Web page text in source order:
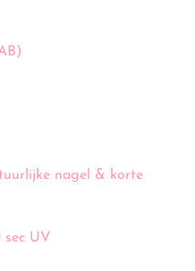
nagel & korte
sec UV